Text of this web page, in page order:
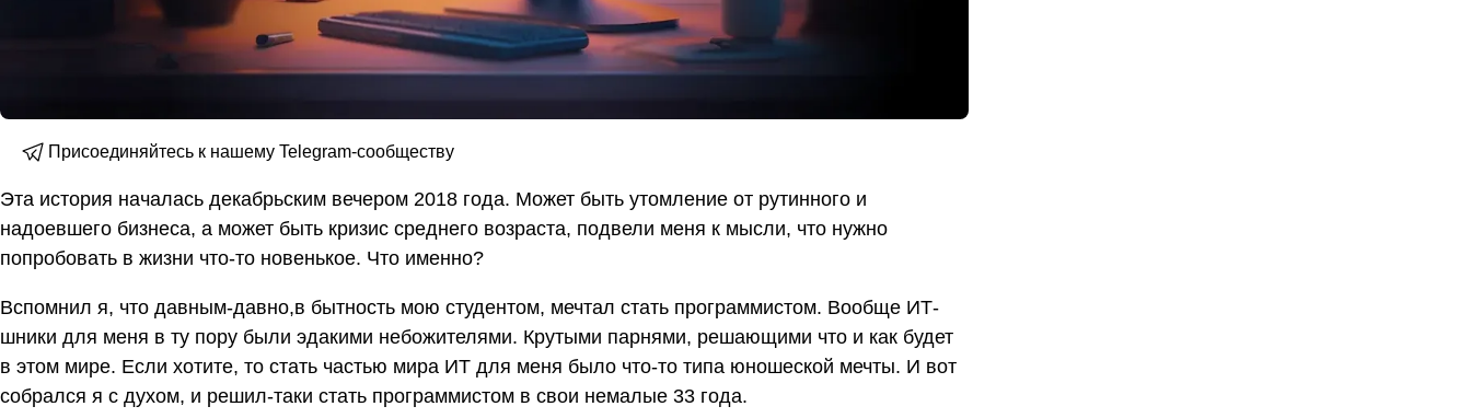
Присоединяйтесь к нашему Telegram-сообществу
Эта история началась декабрьским вечером 2018 года. Может быть утомление от рутинного и
надоевшего бизнеса, а может быть кризис среднего возраста, подвели меня к мысли, что нужно
попробовать в жизни что-то новенькое. Что именно?
Вспомнил я, что давным-давно,в бытность мою студентом, мечтал стать программистом. Вообще ИТ-
шники для меня в ту пору были эдакими небожителями. Крутыми парнями, решающими что и как будет
в этом мире. Если хотите, то стать частью мира ИТ для меня было что-то типа юношеской мечты. И вот
собрался я с духом, и решил-таки стать программистом в свои немалые 33 года.